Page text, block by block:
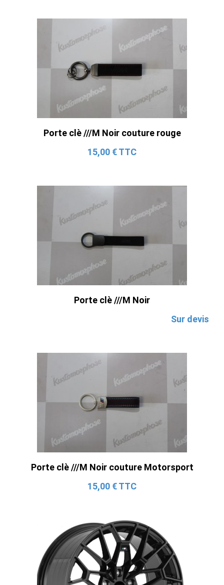
Porte clè ///M Noir couture rouge
15,00 € TTC
Porte clè ///M Noir
Sur devis
Porte clè ///M Noir couture Motorsport
15,00 € TTC